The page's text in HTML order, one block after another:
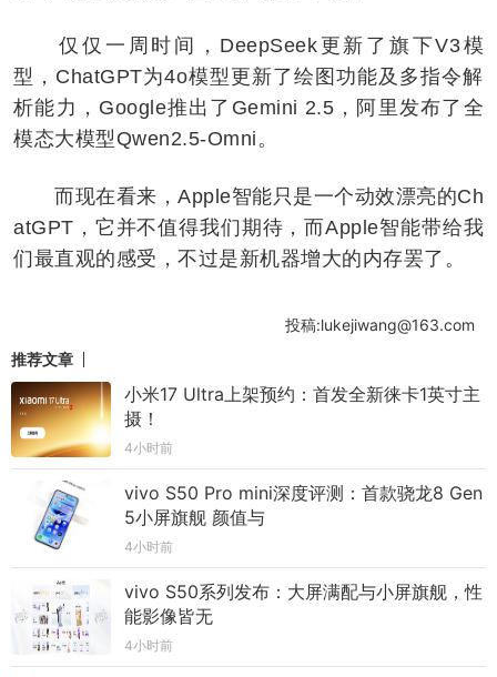
仅仅一周时间，DeepSeek更新了旗下V3模
型，ChatGPT为4o模型更新了绘图功能及多指令解
析能力，Google推出了Gemini 2.5，阿里发布了全
模态大模型Qwen2.5-Omni。
而现在看来，Apple智能只是一个动效漂亮的Ch
atGPT，它并不值得我们期待，而Apple智能带给我
们最直观的感受，不过是新机器增大的内存罢了。
投稿:lukejiwang@163.com
推荐文章
小米17 Ultra上架预约：首发全新徕卡1英寸主
摄！
4小时前
vivo S50 Pro mini深度评测：首款骁龙8 Gen
5小屏旗舰 颜值与
4小时前
vivo S50系列发布：大屏满配与小屏旗舰，性
能影像皆无
4小时前